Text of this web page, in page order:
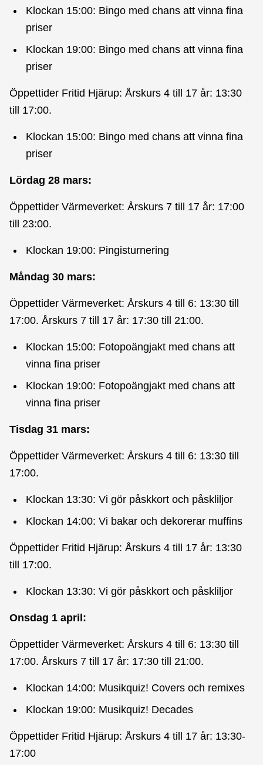
Klockan 15:00: Bingo med chans att vinna fina
priser
Klockan 19:00: Bingo med chans att vinna fina
priser
Öppettider Fritid Hjärup: Årskurs 4 till 17 år: 13:30
till 17:00.
Klockan 15:00: Bingo med chans att vinna fina
priser
Lördag 28 mars:
Öppettider Värmeverket: Årskurs 7 till 17 år: 17:00
till 23:00.
Klockan 19:00: Pingisturnering
Måndag 30 mars:
Öppettider Värmeverket: Årskurs 4 till 6: 13:30 till
17:00. Årskurs 7 till 17 år: 17:30 till 21:00.
Klockan 15:00: Fotopoängjakt med chans att
vinna fina priser
Klockan 19:00: Fotopoängjakt med chans att
vinna fina priser
Tisdag 31 mars:
Öppettider Värmeverket: Årskurs 4 till 6: 13:30 till
17:00.
Klockan 13:30: Vi gör påskkort och påskliljor
Klockan 14:00: Vi bakar och dekorerar muffins
Öppettider Fritid Hjärup: Årskurs 4 till 17 år: 13:30
till 17:00.
Klockan 13:30: Vi gör påskkort och påskliljor
Onsdag 1 april:
Öppettider Värmeverket: Årskurs 4 till 6: 13:30 till
17:00. Årskurs 7 till 17 år: 17:30 till 21:00.
Klockan 14:00: Musikquiz! Covers och remixes
Klockan 19:00: Musikquiz! Decades
Öppettider Fritid Hjärup: Årskurs 4 till 17 år: 13:30-
17:00